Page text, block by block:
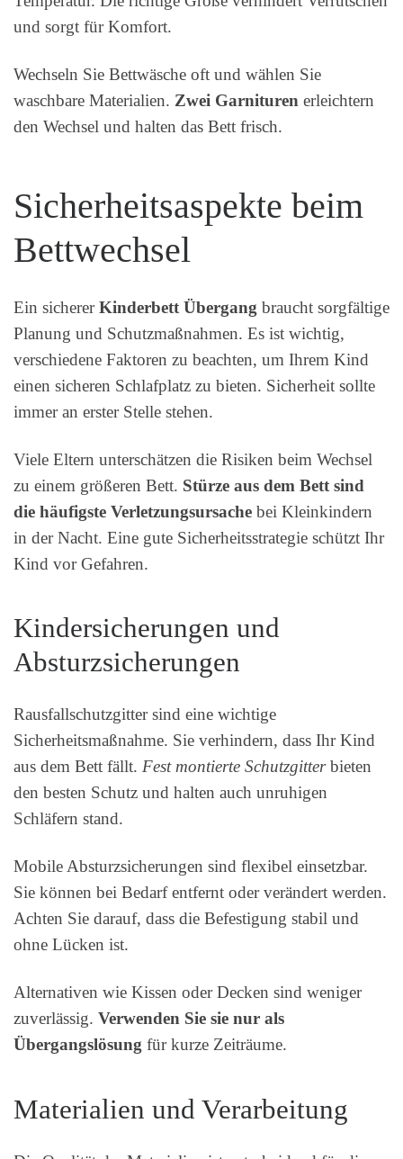
und sorgt für Komfort.
Wechseln Sie Bettwäsche oft und wählen Sie
waschbare Materialien. Zwei Garnituren erleichtern
den Wechsel und halten das Bett frisch.
Sicherheitsaspekte beim
Bettwechsel
Ein sichererKinderbett Übergang braucht sorgfältige
Planung und Schutzmaßnahmen. Es ist wichtig,
verschiedene Faktoren zu beachten, um Ihrem Kind
einen sicheren Schlafplatz zu bieten. Sicherheit sollte
immer an erster Stelle stehen.
Viele Eltern unterschätzen die Risiken beim Wechsel
zu einem größeren Bett. Stürze aus dem Bett sind
die häufigste Verletzungsursache bei Kleinkindern
in der Nacht. Eine gute Sicherheitsstrategie schützt Ihr
Kind vor Gefahren.
Kindersicherungen und
Absturzsicherungen
Rausfallschutzgitter sind eine wichtige
Sicherheitsmaßnahme. Sie verhindern, dass Ihr Kind
aus dem Bett fällt. Fest montierte Schutzgitterbieten
den besten Schutz und halten auch unruhigen
Schläfern stand.
Mobile Absturzsicherungen sind flexibel einsetzbar.
Sie können bei Bedarf entfernt oder verändert werden.
Achten Sie darauf, dass die Befestigung stabil und
ohne Lücken ist.
Alternativen wie Kissen oder Decken sind weniger
zuverlässig. Verwenden Sie sie nur als
Übergangslösung für kurze Zeiträume.
Materialien und Verarbeitung